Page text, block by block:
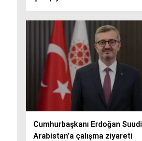
Cumhurbaşkanı Erdoğan Suudi
Arabistan’a çalışma ziyareti